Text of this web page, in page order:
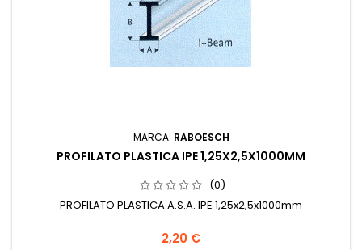
MARCA: RABOESCH
PROFILATO PLASTICA IPE 1,25X2,5X1000MM
(0)
PROFILATO PLASTICA A.S.A. IPE 1,25x2,5x1000mm
2,20 €